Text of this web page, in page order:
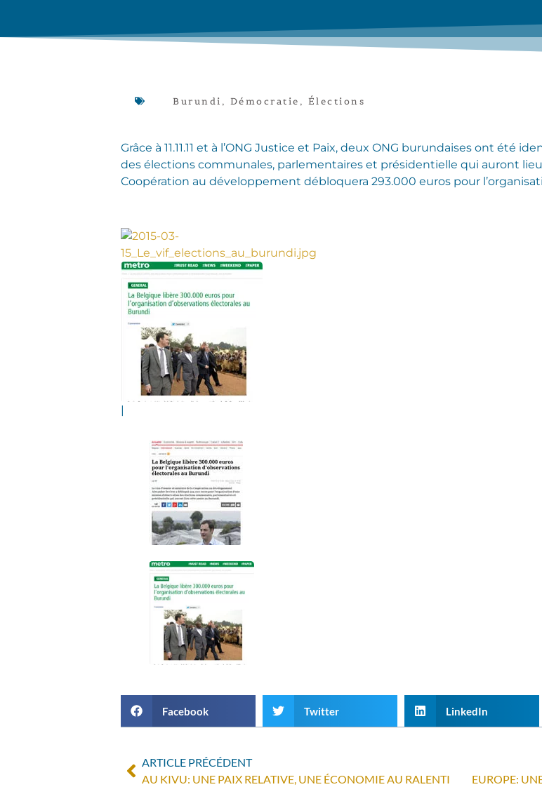
Burundi , Démocratie , Élections
Grâce à 11.11.11 et à l’ONG Justice et Paix, deux ONG burundaises ont été
des élections communales, parlementaires et présidentielle qui auront
Coopération au développement débloquera 293.000 euros pour
|
Facebook Twitter LinkedIn
ARTICLE PRÉCÉDENT
AU KIVU: UNE PAIX RELATIVE, UNE ÉCONOMIE AU RALENTI